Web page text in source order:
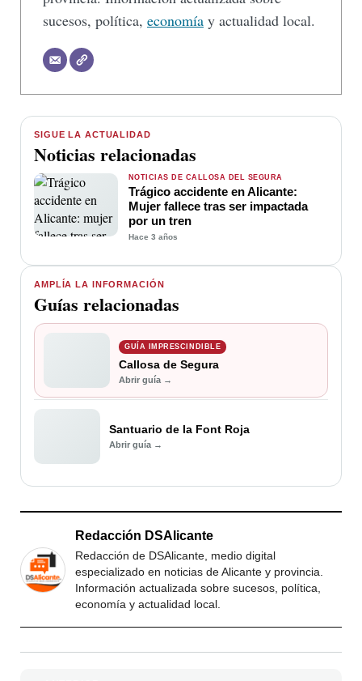
sucesos, política, economía y actualidad local.
AMPLÍA LA INFORMACIÓN
Guías relacionadas
GUÍA IMPRESCINDIBLE
Callosa de Segura
Abrir guía →
Santuario de la Font Roja
Abrir guía →
SIGUE LA ACTUALIDAD
Noticias relacionadas
NOTICIAS DE CALLOSA DEL SEGURA
Trágico accidente en Alicante:
Mujer fallece tras ser impactada
por un tren
Hace 3 años
Redacción DSAlicante
Redacción de DSAlicante, medio digital
especializado en noticias de Alicante y provincia.
Información actualizada sobre sucesos, política,
economía y actualidad local.